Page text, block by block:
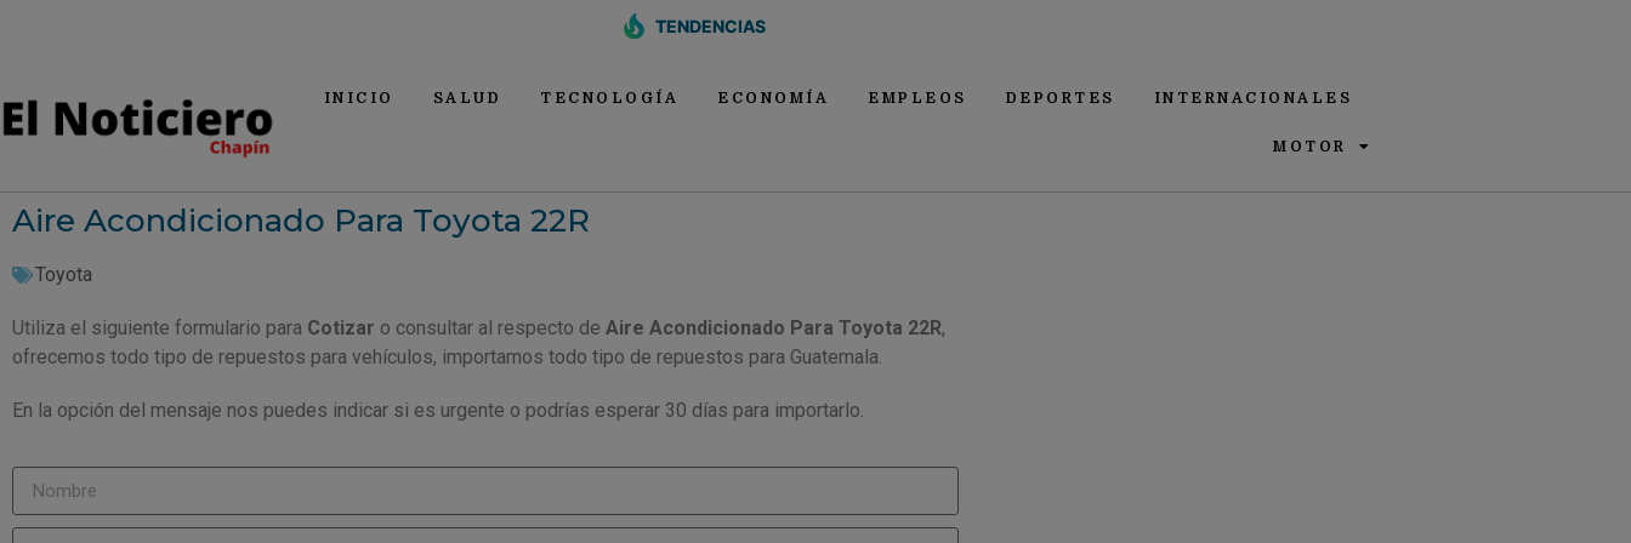
TENDENCIAS
INICIO SALUD TECNOLOGÍA ECONOMÍA EMPLEOS DEPORTES INTERNACIONALES
MOTOR
Aire Acondicionado Para Toyota 22R
Toyota
Utiliza el siguiente formulario para Cotizar o consultar al respecto de Aire Acondicionado Para Toyota 22R,
ofrecemos todo tipo de repuestos para vehículos, importamos todo tipo de repuestos para Guatemala.
En la opción del mensaje nos puedes indicar si es urgente o podrías esperar 30 días para importarlo.